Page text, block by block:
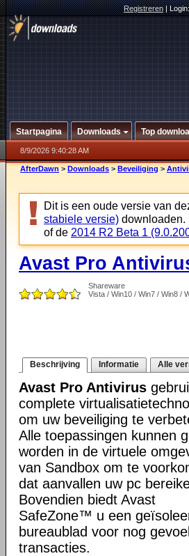
Registreren|
Startpagina Downloads Top
8/9/2026 9:40:28 AM
AfterDawn > Downloads > Beveiliging >
Dit is een oude versie van
stabiele versie) downloaden.
of de 2014 R2 Beta 1
Avast Pro
Shareware
Vista / Win10 / Win7 / Win8 /
Beschrijving Informatie Alle
Avast Pro Antivirus
complete
om uw beveiliging te
Alle toepassingen kunnen
worden in de virtuele
van Sandbox om te
dat aanvallen uw pc
Bovendien biedt Avast
SafeZone™ u een
bureaublad voor nog
transacties.